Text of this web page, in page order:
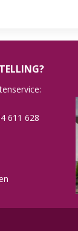
611 628